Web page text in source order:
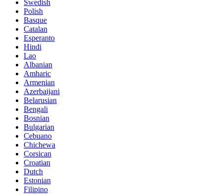
Swedish
Polish
Basque
Catalan
Esperanto
Hindi
Lao
Albanian
Amharic
Armenian
Azerbaijani
Belarusian
Bengali
Bosnian
Bulgarian
Cebuano
Chichewa
Corsican
Croatian
Dutch
Estonian
Filipino